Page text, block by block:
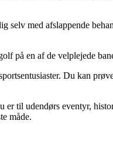
med afslappende
på en af de velplejede
Du kan
til udendørs eventyr,
måde.